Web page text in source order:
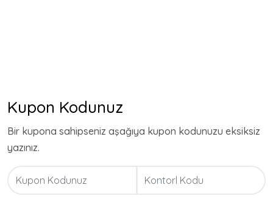
Kupon Kodunuz
Bir kupona sahipseniz aşağıya kupon kodunuzu eksiksiz
yazınız.